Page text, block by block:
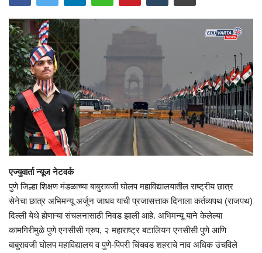
एज्युवार्ता न्यूज नेटवर्क
पुणे जिल्हा शिक्षण मंडळाच्या बाबुरावजी घोलप महाविद्यालयातील राष्ट्रीय छात्र
सेनेचा छात्र अभिमन्यू अर्जुन जाधव याची प्रजासत्ताक दिनाला कर्तव्यपथ (राजपथ)
दिल्ली येथे होणाऱ्या संचलनासाठी निवड झाली आहे. अभिमन्यू याने केलेल्या
कामगिरीमुळे पुणे एनसीसी ग्रुप, २ महाराष्ट्र बटालियन एनसीसी पुणे आणि
बाबुरावजी घोलप महाविद्यालय व पुणे-पिंपरी चिंचवड शहराचे नाव अधिक उंचविले